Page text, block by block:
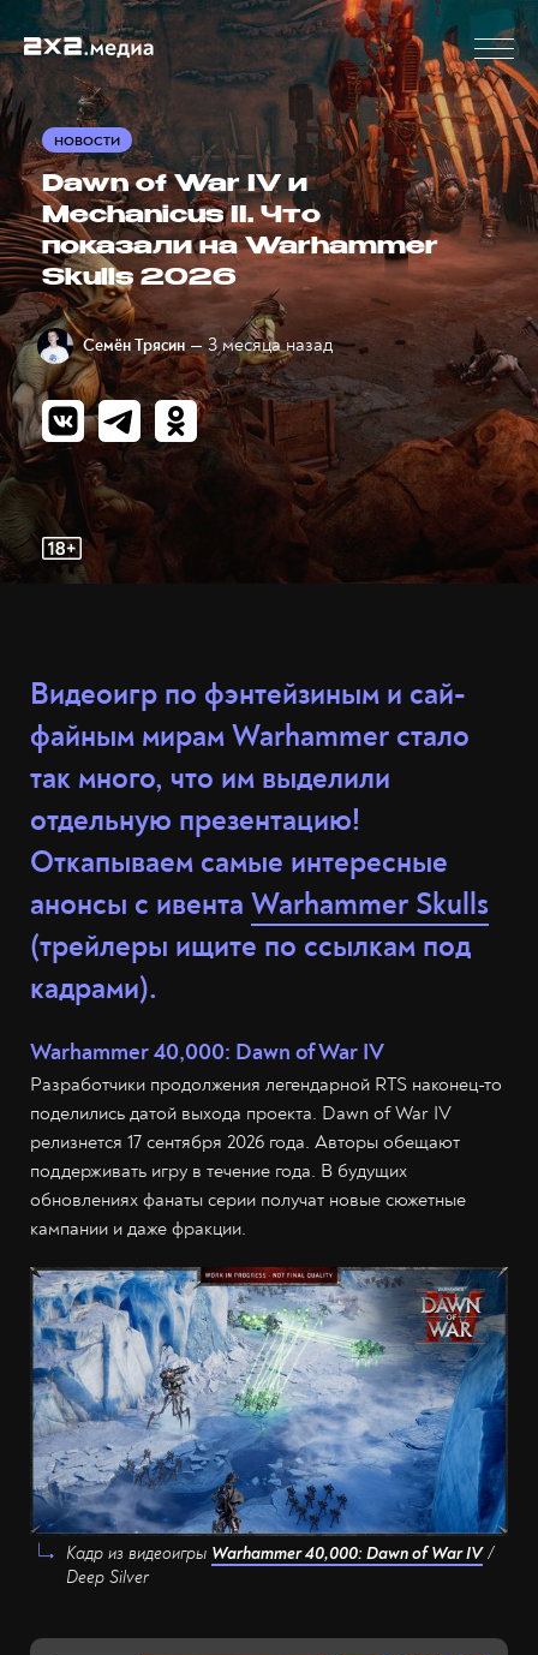
НОВОСТИ
Dawn of War IV и
Mechanicus II. Что
показали на Warhammer
Skulls 2026
Семён Трясин — 3 месяца назад
Видеоигр по фэнтейзиным и сай-
файным мирам Warhammer стало
так много, что им выделили
отдельную презентацию!
Откапываем самые интересные
анонсы с ивента Warhammer Skulls
(трейлеры ищите по ссылкам под
кадрами).
Warhammer 40,000: Dawn of War IV
Разработчики продолжения легендарной RTS наконец-то
поделились датой выхода проекта. Dawn of War IV
релизнется 17 сентября 2026 года. Авторы обещают
поддерживать игру в течение года. В будущих
обновлениях фанаты серии получат новые сюжетные
кампании и даже фракции.
Кадр из видеоигры Warhammer 40,000: Dawn of War IV/
Deep Silver